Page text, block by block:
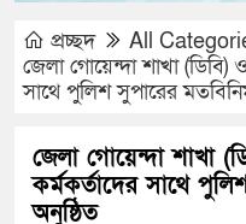
প্রচ্ছদ All
জেলা গোয়েন্দা শাখা (ডিবি)
সাথে পুলিশ সুপারের
জেলা গোয়েন্দা শাখা
কর্মকর্তাদের সাথে
অনুষ্ঠিত